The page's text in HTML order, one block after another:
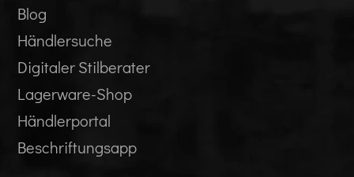
Blog
Händlersuche
Digitaler Stilberater
Lagerware-Shop
Händlerportal
Beschriftungsapp